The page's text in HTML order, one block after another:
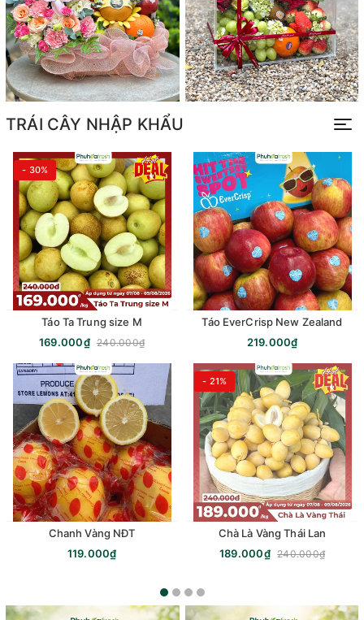
TRÁI CÂY NHẬP KHẨU
- 30%
Táo Ta Trung size M
169.000₫ 240.000₫
Chanh Vàng NĐT
119.000₫
Táo EverCrisp New Zealand
219.000₫
- 21%
Chà Là Vàng Thái Lan
189.000₫ 240.000₫